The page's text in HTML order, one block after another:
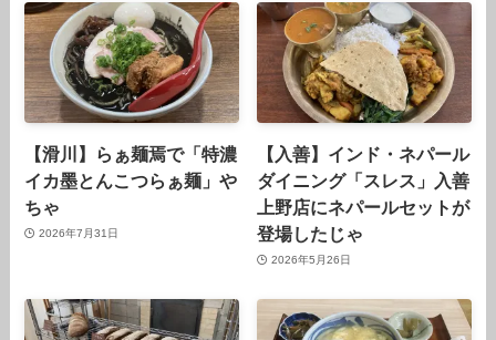
【滑川】らぁ麺焉で「特濃
イカ墨とんこつらぁ麺」や
ちゃ
2026年7月31日
【入善】インド・ネパール
ダイニング「スレス」入善
上野店にネパールセットが
登場したじゃ
2026年5月26日